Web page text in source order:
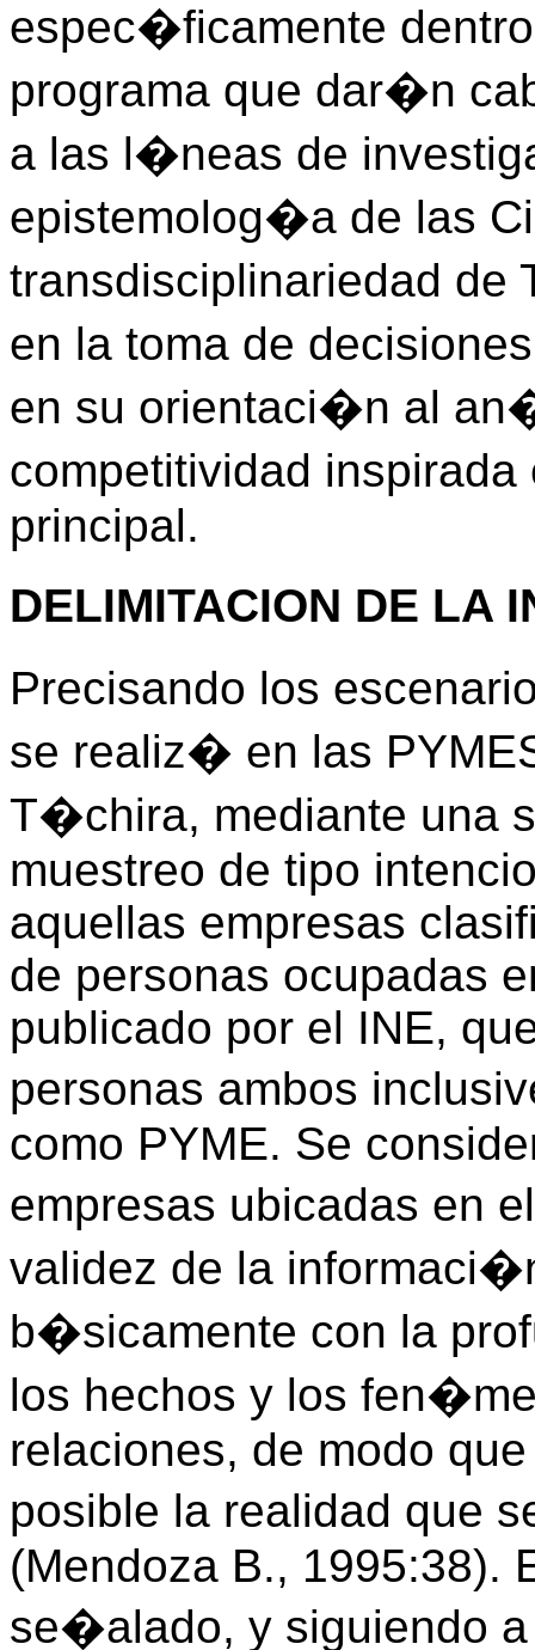
espec�ficamente
programa que dar�n
a las l�neas de
epistemolog�a de las
transdisciplinariedad de
en la toma de
en su orientaci�n al
competitividad
principal.
DELIMITACION DE LA
Precisando los
se realiz� en las
T�chira, mediante una
muestreo de tipo
aquellas empresas
de personas ocupadas
publicado por el INE,
personas ambos
como PYME. Se
empresas ubicadas en
validez de la
b�sicamente con la
los hechos y los
relaciones, de modo
posible la realidad que
(Mendoza B., 1995:38).
se�alado, y siguiendo